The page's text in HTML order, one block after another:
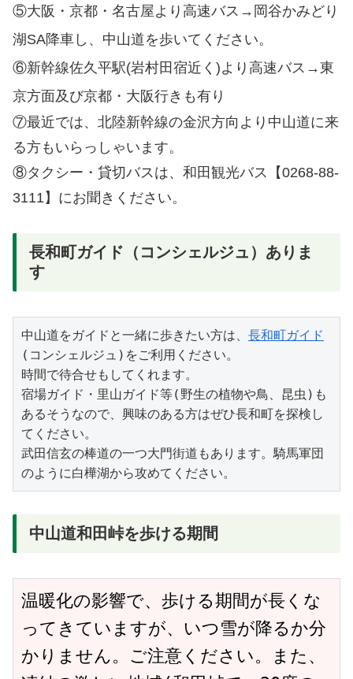
⑤大阪・京都・名古屋より高速バス→岡谷かみどり
湖SA降車し、中山道を歩いてください。
⑥新幹線佐久平駅(岩村田宿近く)より高速バス→東
京方面及び京都・大阪行きも有り
⑦最近では、北陸新幹線の金沢方向より中山道に来
る方もいらっしゃいます。
⑧タクシー・貸切バスは、和田観光バス【0268-88-
3111】にお聞きください。
長和町ガイド（コンシェルジュ）ありま
す
中山道をガイドと一緒に歩きたい方は、 長和町ガイド
(コンシェルジュ)をご利用ください。
時間で待合せもしてくれます。
宿場ガイド・里山ガイド等(野生の植物や鳥、昆虫)も
あるそうなので、興味のある方はぜひ長和町を探検し
てください。
武田信玄の棒道の一つ大門街道もあります。騎馬軍団
のように白樺湖から攻めてください。
中山道和田峠を歩ける期間
温暖化の影響で、歩ける期間が長くな
ってきていますが、いつ雪が降るか分
かりません。ご注意ください。また、